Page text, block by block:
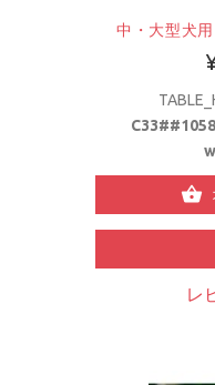
中・大型犬
レ